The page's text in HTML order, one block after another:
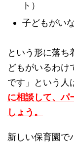
ト）
子どもがい
という形に落ち
どもがいるわけ
です」という人
に相談して、パ
しょう。
新しい保育園で